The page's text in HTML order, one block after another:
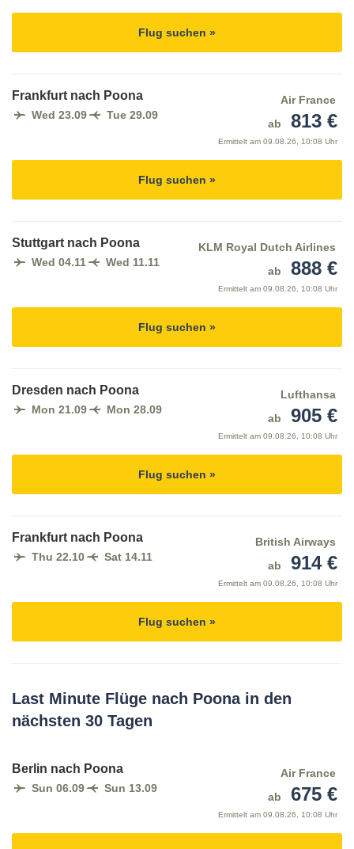
Flug suchen »
Frankfurt nach Poona
Wed 23.09 Tue 29.09
Air France
ab
813 €
Ermittelt am 09.08.26, 10:08 Uhr
Flug suchen »
Stuttgart nach Poona
Wed 04.11 Wed 11.11
KLM Royal Dutch Airlines
ab
888 €
Ermittelt am 09.08.26, 10:08 Uhr
Flug suchen »
Dresden nach Poona
Mon 21.09 Mon 28.09
Lufthansa
ab
905 €
Ermittelt am 09.08.26, 10:08 Uhr
Flug suchen »
Frankfurt nach Poona
Thu 22.10 Sat 14.11
British Airways
ab
914 €
Ermittelt am 09.08.26, 10:08 Uhr
Flug suchen »
Last Minute Flüge nach Poona in den
nächsten 30 Tagen
Berlin nach Poona
Sun 06.09 Sun 13.09
Air France
ab
675 €
Ermittelt am 09.08.26, 10:08 Uhr